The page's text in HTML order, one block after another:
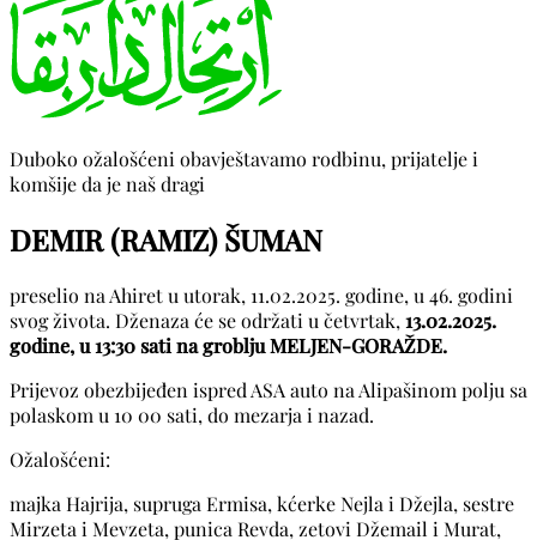
Duboko ožalošćeni obavještavamo rodbinu, prijatelje i
komšije da je naš dragi
DEMIR (RAMIZ) ŠUMAN
preselio na Ahiret u utorak, 11.02.2025. godine, u 46. godini
svog života. Dženaza će se održati u četvrtak, 13.02.2025.
godine, u 13:30 sati na groblju MELJEN-GORAŽDE.
Prijevoz obezbijeđen ispred ASA auto na Alipašinom polju sa
polaskom u 10 00 sati, do mezarja i nazad.
Ožalošćeni:
majka Hajrija, supruga Ermisa, kćerke Nejla i Džejla, sestre
Mirzeta i Mevzeta, punica Revda, zetovi Džemail i Murat,